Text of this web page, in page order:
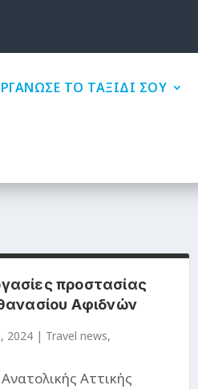
ΤΟ ΤΑΞΙΔΙ ΣΟΥ
προστασίας
Αφιδνών
2024| Travel news,
Αττικής